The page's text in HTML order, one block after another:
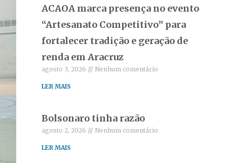
ACAOA marca presença no evento
“Artesanato Competitivo” para
fortalecer tradição e geração de
renda em Aracruz
agosto 3, 2026 Nenhum comentário
LER MAIS
Bolsonaro tinha razão
agosto 2, 2026 Nenhum comentário
LER MAIS